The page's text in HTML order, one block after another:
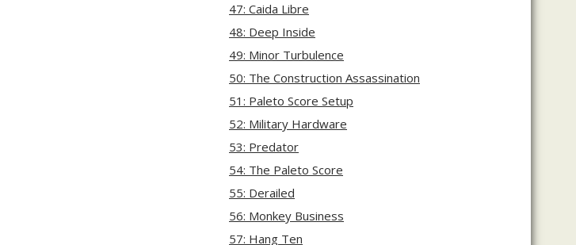
47: Caida Libre
48: Deep Inside
49: Minor Turbulence
50: The Construction Assassination
51: Paleto Score Setup
52: Military Hardware
53: Predator
54: The Paleto Score
55: Derailed
56: Monkey Business
57: Hang Ten